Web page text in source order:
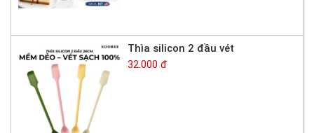
Thìa silicon 2 đầu vét
32.000 đ